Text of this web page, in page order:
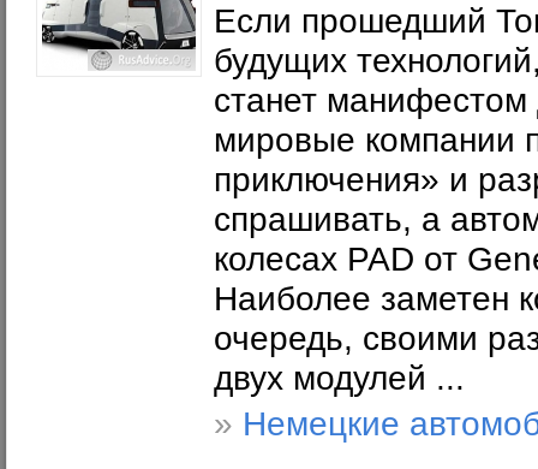
Если прошедший
будущих
станет
мировые компании
приключения» и
спрашивать, а
колесах PAD от
Наиболее заметен
очередь, своими
двух модулей ...
» Немецкие